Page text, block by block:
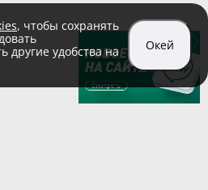
, чтобы сохранять
другие удобства на
Окей